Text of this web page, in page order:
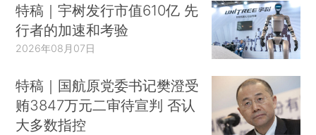
特稿｜宇树发行市值610亿 先
行者的加速和考验
2026年08月07日
特稿｜国航原党委书记樊澄受
贿3847万元二审待宣判 否认
大多数指控